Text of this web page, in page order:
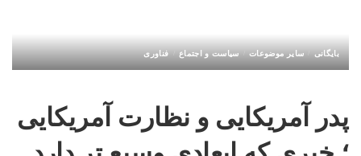
بایگانی سایر موضوعات سیاست و اجتماع فناوری
پدر آمریکایی و نظارت آمریکایی